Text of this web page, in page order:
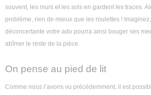
souvent, les murs et les sols en gardent les traces.
problème, rien de mieux que les roulettes !
déconcertante votre ado pourra ainsi bouger ses
abîmer le reste de la pièce.
On pense au pied de lit
Comme nous l’avons vu précédemment, il est